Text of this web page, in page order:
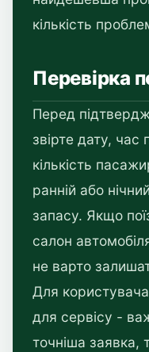
кількість
Перевірка
Перед
звірте дату,
кількість
ранній або
запасу. Якщо
салон
не варто
Для
для сервісу -
точніша